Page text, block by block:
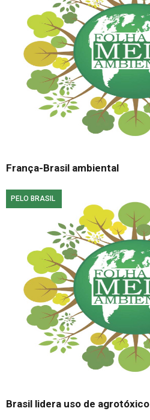
França-Brasil ambiental
PELO BRASIL
Brasil lidera uso de agrotóxico